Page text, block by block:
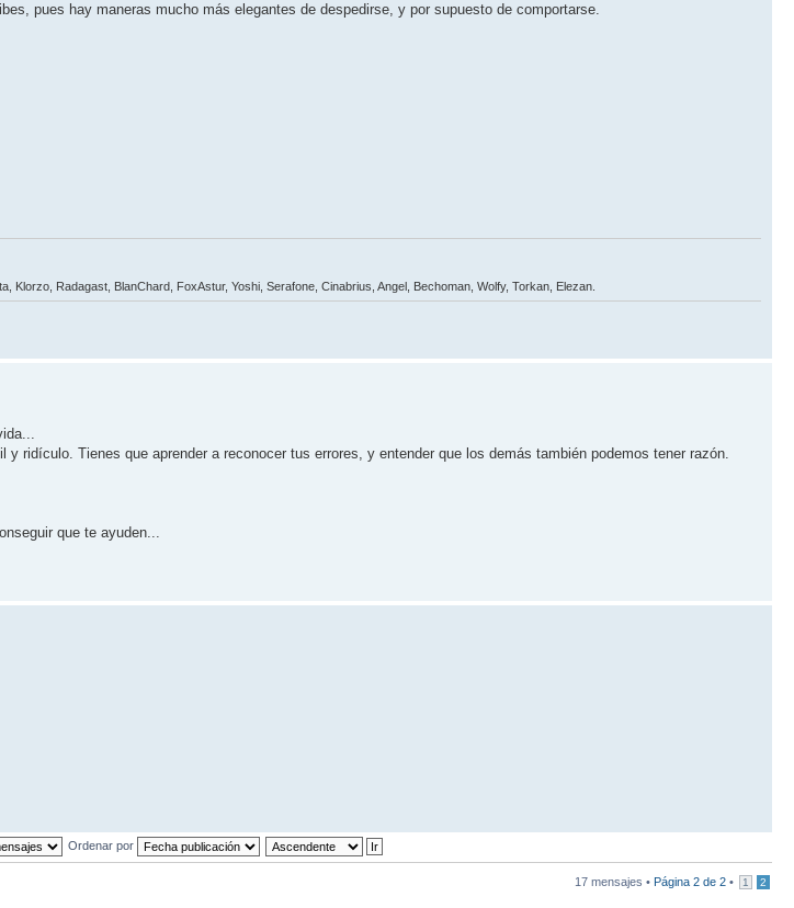
pues hay maneras mucho más elegantes de despedirse, y por supuesto de comportarse.
Klorzo, Radagast, BlanChard, FoxAstur, Yoshi, Serafone, Cinabrius, Angel, Bechoman, Wolfy, Torkan, Elezan.
ridículo. Tienes que aprender a reconocer tus errores, y entender que los demás también podemos tener razón.
que te ayuden...
Ordenar por
17 mensajes • Página 2 de 2 • 1 2